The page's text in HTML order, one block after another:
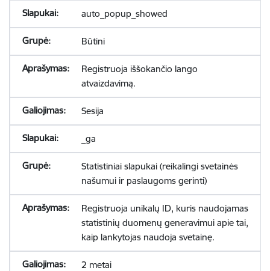
auto_popup_showed
Būtini
Registruoja iššokančio lango
atvaizdavimą.
Sesija
_ga
Statistiniai slapukai (reikalingi svetainės
našumui ir paslaugoms gerinti)
Registruoja unikalų ID, kuris naudojamas
statistinių duomenų generavimui apie tai,
kaip lankytojas naudoja svetainę.
2 metai